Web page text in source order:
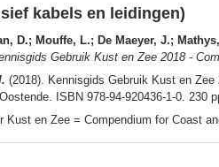
kabels en leidingen)
D.; Mouffe, L.; De Maeyer, J.;
Gebruik Kust en Zee 2018 -
(2018). Kennisgids Gebruik Kust en
ISBN 978-94-920436-1-0. 230
Kust en Zee = Compendium for Coast